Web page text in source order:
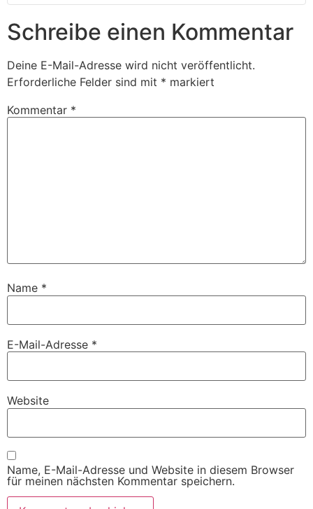
Schreibe einen Kommentar
Deine E-Mail-Adresse wird nicht veröffentlicht.
Erforderliche Felder sind mit * markiert
Kommentar *
Name *
E-Mail-Adresse *
Website
Name, E-Mail-Adresse und Website in diesem Browser
für meinen nächsten Kommentar speichern.